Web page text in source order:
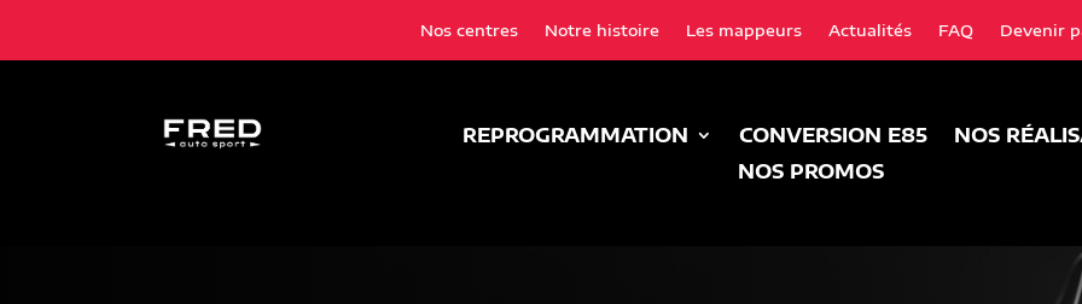
Nos centres Notre histoire Les mappeurs Actualités FAQ Devenir
REPROGRAMMATION CONVERSION E85
NOS
NOS PROMOS